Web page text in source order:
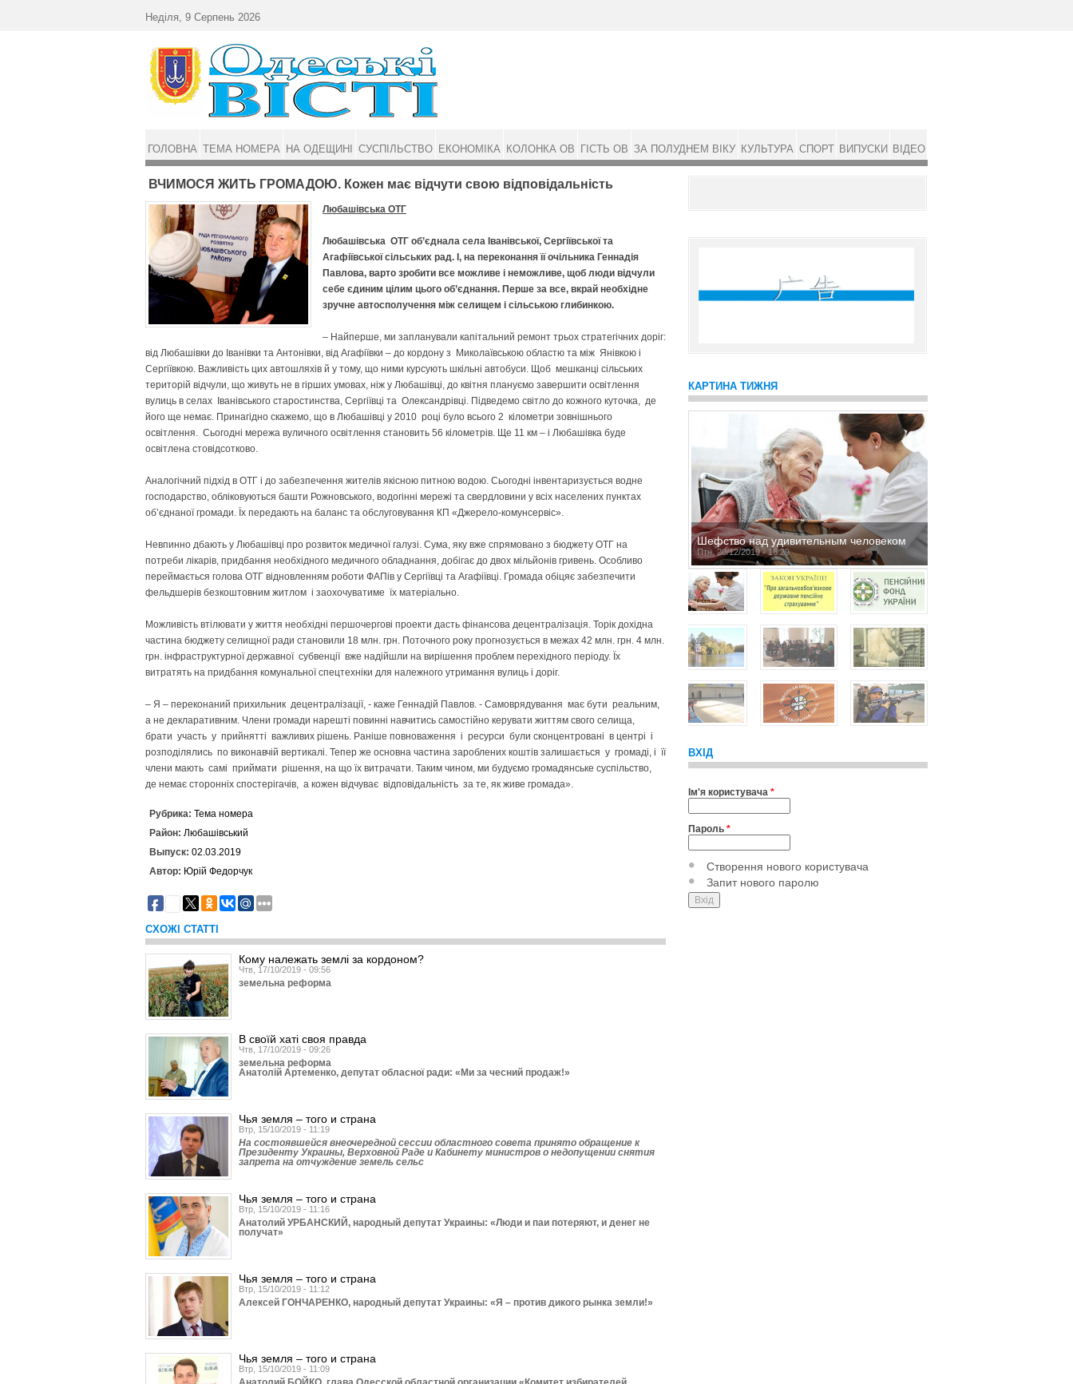
ВЧИМОСЯ ЖИТЬ ГРОМАДОЮ. Кожен має відчути свою відповідальність
Любашівська ОТГ
Любашівська ОТГ об’єд­нала села Іванівської, Сергі­ївської та
Агафіївської сільських рад. І, на переконання її очільника Геннадія
Павлова, варто зробити все можливе і неможливе, щоб люди відчули
себе єдиним цілим цього об’єднання. Перше за все, вкрай необхідне
зручне автосполучення між селищем і сільською глибинкою.
– Найперше, ми запланували капітальний ремонт трьох стратегічних доріг:
від Любашівки до Іванівки та Антонівки, від Агафіївки – до кордону з Миколаївською областю та між Янівкою і
Сергіївкою. Важливість цих автошляхів й у тому, що ними курсують шкільні автобуси. Щоб мешканці сільських
територій відчули, що живуть не в гірших умовах, ніж у Любашівці, до квітня плануємо завершити освітлення
вулиць в селах Іванівського старостинства, Сергіївці та Олександрівці. Підведемо світло до кожного куточка, де
його ще немає. Принагідно скажемо, що в Любашівці у 2010 році було всього 2 кілометри зовнішнього
освітлення. Сьогодні мережа вуличного освітлення становить 56 кілометрів. Ще 11 км – і Любашівка буде
освітлена стовідсотково.
Аналогічний підхід в ОТГ і до забезпечення жителів якісною питною водою. Сьогодні інвентаризується водне
господарство, обліковуються башти Рожновського, водогінні мережі та свердловини у всіх населених пунктах
об’єднаної громади. Їх передають на баланс та обслуговування КП «Джерело-комунсервіс».
Невпинно дбають у Любашівці про розвиток медичної галузі. Сума, яку вже спрямовано з бюджету ОТГ на
потреби лікарів, придбання необхідного медичного обладнання, добігає до двох мільйонів гривень. Особливо
переймається голова ОТГ відновленням роботи ФАПів у Сергіївці та Агафіївці. Громада обіцяє забезпечити
фельдшерів безкоштовним житлом і заохочуватиме їх матеріально.
Можливість втілювати у життя необхідні першочергові проекти дасть фінансова децентралізація. Торік дохідна
частина бюджету селищної ради становили 18 млн. грн. Поточного року прогнозується в межах 42 млн. грн. 4 млн.
грн. інфраструктурної державної субвенції вже надійшли на вирішення проблем перехідного періоду. Їх
витратять на придбання комунальної спецтехніки для належного утримання вулиць і доріг.
– Я – переконаний прихильник децентралізації, - каже Геннадій Павлов. - Самоврядування має бути реальним,
а не декларативним. Члени громади нарешті повинні навчитись самостійно керувати життям свого селища,
брати участь у прийнятті важливих рішень. Раніше повноваження і ресурси були сконцентровані в центрі і
розподілялись по виконавчій вертикалі. Тепер же основна частина зароблених коштів залишається у громаді, і її
члени мають самі приймати рішення, на що їх витрачати. Таким чином, ми будуємо громадянське суспільство,
де немає сторонніх спостерігачів, а кожен відчуває відповідальність за те, як живе громада».
Рубрика: Тема номера
Район: Любашівський
Выпуск: 02.03.2019
Автор: Юрій Федорчук
СХОЖІ СТАТТІ
Кому належать землі за кордоном?
Чтв, 17/10/2019 - 09:56
земельна реформа
В своїй хаті своя правда
Чтв, 17/10/2019 - 09:26
земельна реформа
Анатолій Артеменко, депутат обласної ради: «Ми за чесний продаж!»
Чья земля – того и страна
Втр, 15/10/2019 - 11:19
На состоявшейся внеочередной сессии областного совета принято обращение к
Президенту Украины, Верховной Раде и Кабинету министров о недопущении снятия
запрета на отчуждение земель сельс
Чья земля – того и страна
Втр, 15/10/2019 - 11:16
Анатолий УРБАНСКИЙ, народный депутат Украины: «Люди и паи потеряют, и денег не
получат»
Чья земля – того и страна
Втр, 15/10/2019 - 11:12
Алексей ГОНЧАРЕНКО, народный депутат Украины: «Я – против дикого рынка земли!»
Чья земля – того и страна
Втр, 15/10/2019 - 11:09
КАРТИНА ТИЖНЯ
Шефство над удивительным человеком
Птн, 20/12/2019 - 16:29
ВХІД
Ім'я користувача *
Пароль *
Створення нового користувача
Запит нового паролю
Неділя, 9 Серпень 2026
ГОЛОВНА ТЕМА НОМЕРА НА ОДЕЩИНІ СУСПІЛЬСТВО ЕКОНОМІКА КОЛОНКА ОВ ГІСТЬ ОВ ЗА ПОЛУДНЕМ ВІКУ КУЛЬТУРА СПОРТ ВИПУСКИ ВІДЕО